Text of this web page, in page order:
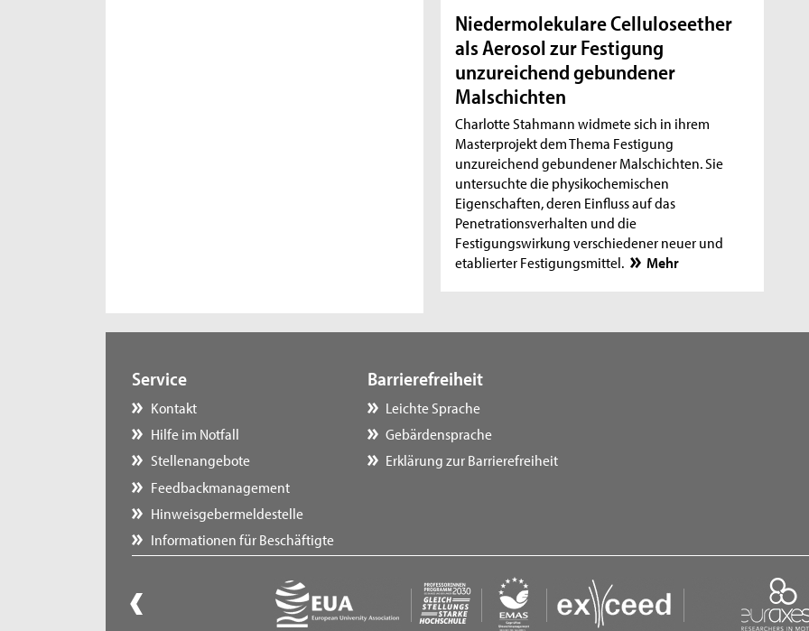
Niedermolekulare Celluloseether
als Aerosol zur Festigung
unzureichend gebundener
Malschichten
Charlotte Stahmann widmete sich in ihrem
Masterprojekt dem Thema Festigung
unzureichend gebundener Malschichten. Sie
untersuchte die physikochemischen
Eigenschaften, deren Einfluss auf das
Penetrationsverhalten und die
Festigungswirkung verschiedener neuer und
etablierter Festigungsmittel.
Mehr
Service
Kontakt
Hilfe im Notfall
Stellenangebote
Feedbackmanagement
Hinweisgebermeldestelle
Informationen für Beschäftigte
Barrierefreiheit
Leichte Sprache
Gebärdensprache
Erklärung zur Barrierefreiheit